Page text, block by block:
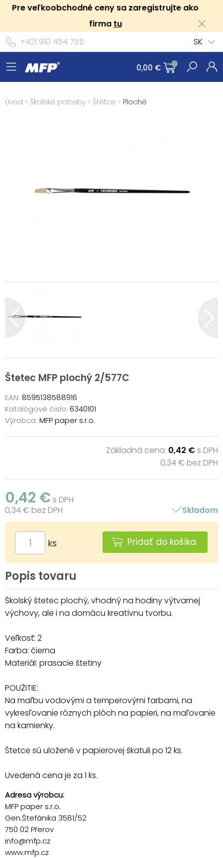
Pre veľkoobchodné ceny sa zaregistrujte ako
firma tu
+421 910 454 755
SK
0,00 €
Úvod > Školské potreby > Štětce > Ploché
Štetec MFP plochý 2/577C
EAN: 8595138588916
Katalógové čislo: 6340101
Výrobca: MFP paper s.r.o.
Základná cena: 0,42 € s DPH
0,34 € bez DPH
0,42 € s DPH
0,34 € bez DPH
Skladom
ks Pridať do košíka
Popis tovaru
Školský štetec plochý, vhodný na hodiny výtvarnej
výchovy, ale i na domácu kreatívnu tvorbu.
Veľkosť: 2
Farba: čierna
Materiál: prasacie štetiny
POUŽITIE:
Na maľbu vodovými a temperovými farbami, na
vykresľovanie rôznych plôch na papieri, na maľovanie
na kamienky.
Štetce sú uložené v papierovej škatuli po 12 ks.
Uvedená cena je za 1 ks.
Adresa výrobcu:
MFP paper s.r.o.
Gen.Štefánika 3581/52
750 02 Přerov
info@mfp.cz
www.mfp.cz